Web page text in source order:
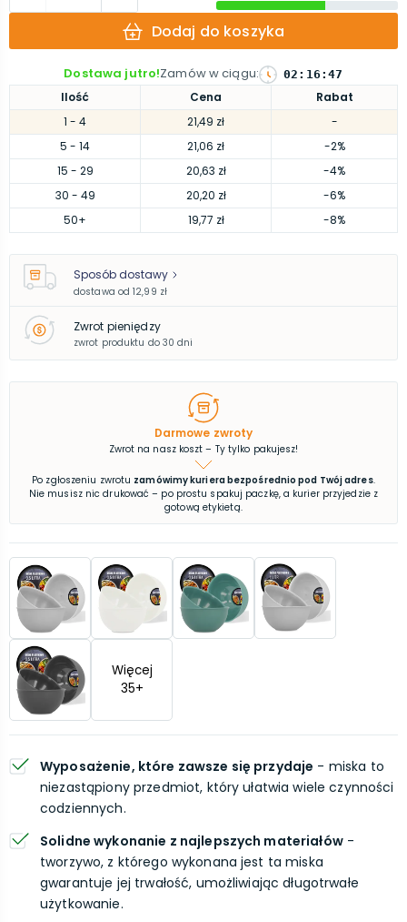
Ilość Cena
Rabat
1 - 4 21,49 zł
-
5 - 14 21,06 zł
-2%
15 - 29 20,63 zł
-4%
30 - 49 20,20 zł
-6%
50+ 19,77 zł -8%
Dodaj do koszyka
Dostawa jutro!Zamów w ciągu: 02 : 16 :46
Sposób dostawy
dostawa od 12,99 zł
Zwrot pieniędzy
zwrot produktu do 30 dni
Darmowe zwroty
Zwrot na nasz koszt – Ty tylko pakujesz!
Po zgłoszeniu zwrotu zamówimy kuriera bezpośrednio pod Twój adres.
Nie musisz nic drukować – po prostu spakuj paczkę, a kurier przyjedzie z
gotową etykietą.
Więcej
35+
Wyposażenie, które zawsze się przydaje - miska to
niezastąpiony przedmiot, który ułatwia wiele czynności
codziennych.
Solidne wykonanie z najlepszych materiałów-
tworzywo, z którego wykonana jest ta miska
gwarantuje jej trwałość, umożliwiając długotrwałe
użytkowanie.